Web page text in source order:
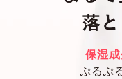
保湿
ぷるぷ